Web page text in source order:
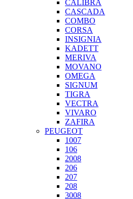
CALIBRA
CASCADA
COMBO
CORSA
INSIGNIA
KADETT
MERIVA
MOVANO
OMEGA
SIGNUM
TIGRA
VECTRA
VIVARO
ZAFIRA
PEUGEOT
1007
106
2008
206
207
208
3008